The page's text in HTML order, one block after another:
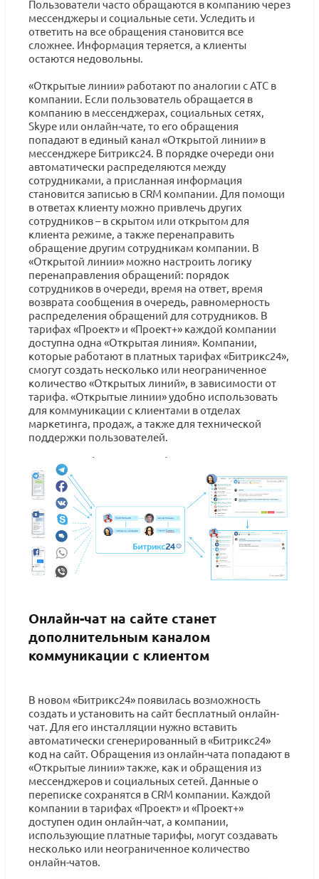
Пользователи часто обращаются в компанию через
мессенджеры и социальные сети. Уследить и
ответить на все обращения становится все
сложнее. Информация теряется, а клиенты
остаются недовольны.
«Открытые линии» работают по аналогии с АТС в
компании. Если пользователь обращается в
компанию в мессенджерах, социальных сетях,
Skype или онлайн-чате, то его обращения
попадают в единый канал «Открытой линии» в
мессенджере Битрикс24. В порядке очереди они
автоматически распределяются между
сотрудниками, а присланная информация
становится записью в CRM компании. Для помощи
в ответах клиенту можно привлечь других
сотрудников – в скрытом или открытом для
клиента режиме, а также перенаправить
обращение другим сотрудникам компании. В
«Открытой линии» можно настроить логику
перенаправления обращений: порядок
сотрудников в очереди, время на ответ, время
возврата сообщения в очередь, равномерность
распределения обращений для сотрудников. В
тарифах «Проект» и «Проект+» каждой компании
доступна одна «Открытая линия». Компании,
которые работают в платных тарифах «Битрикс24»,
смогут создать несколько или неограниченное
количество «Открытых линий», в зависимости от
тарифа. «Открытые линии» удобно использовать
для коммуникации с клиентами в отделах
маркетинга, продаж, а также для технической
поддержки пользователей.
Онлайн-чат на сайте станет
дополнительным каналом
коммуникации с клиентом
В новом «Битрикс24» появилась возможность
создать и установить на сайт бесплатный онлайн-
чат. Для его инсталляции нужно вставить
автоматически сгенерированный в «Битрикс24»
код на сайт. Обращения из онлайн-чата попадают в
«Открытые линии» также, как и обращения из
мессенджеров и социальных сетей. Данные о
переписке сохранятся в CRM компании. Каждой
компании в тарифах «Проект» и «Проект+»
доступен один онлайн-чат, а компании,
использующие платные тарифы, могут создавать
несколько или неограниченное количество
онлайн-чатов.